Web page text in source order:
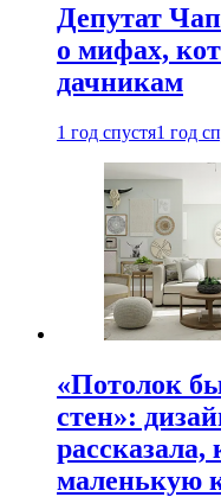
Депутат
о мифах,
дачникам
1 год спустя1 год
«Потолок
стен»:
рассказала,
маленькую